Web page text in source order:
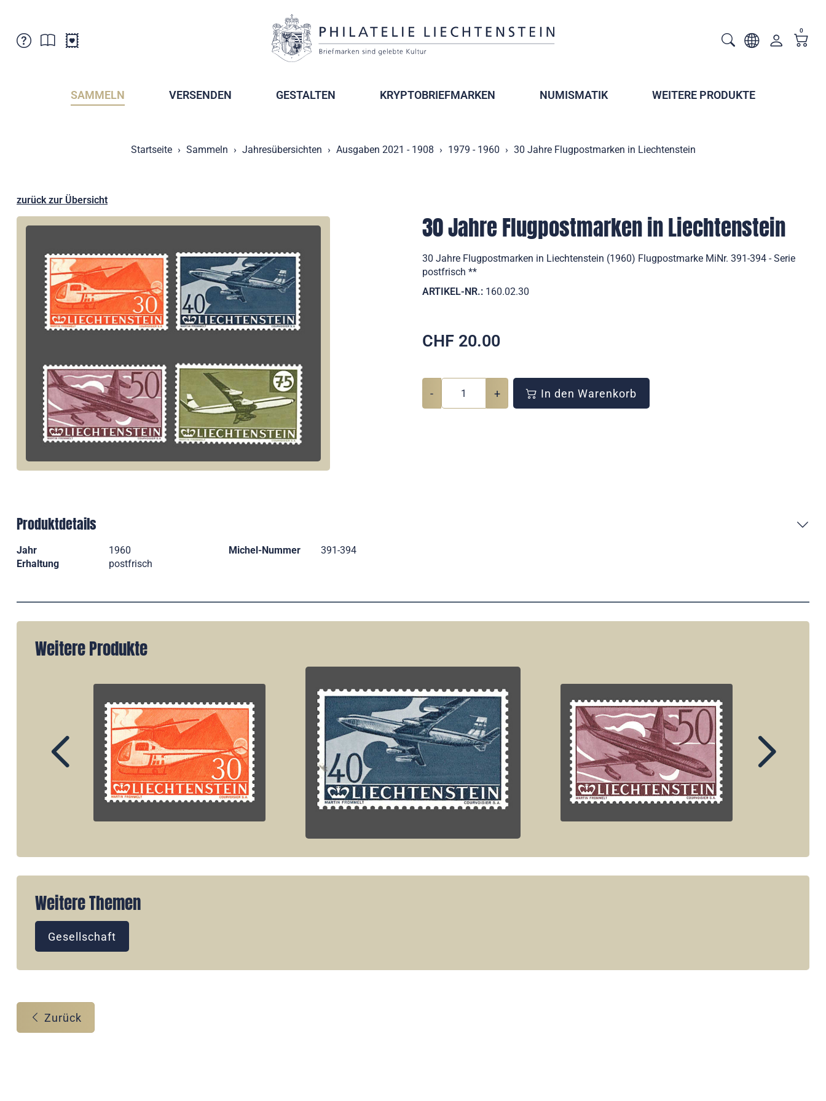
Verkaufsstellen
Postcrossing
Abonnemente
0
SAMMELN VERSENDEN GESTALTEN KRYPTOBRIEFMARKEN NUMISMATIK WEITERE PRODUKTE
Startseite Sammeln Jahresübersichten Ausgaben 2021 - 1908 1979 - 1960 30 Jahre Flugpostmarken in Liechtenstein
zurück zur Übersicht
30 Jahre Flugpostmarken in Liechtenstein
30 Jahre Flugpostmarken in Liechtenstein (1960) Flugpostmarke MiNr. 391-394 - Serie
postfrisch **
ARTIKEL-NR.: 160.02.30
CHF 20.00
- + In den Warenkorb
Produktdetails
Jahr 1960 Michel-Nummer
391-394
Erhaltung
postfrisch
Weitere Produkte
Weitere Themen
Gesellschaft
Zurück